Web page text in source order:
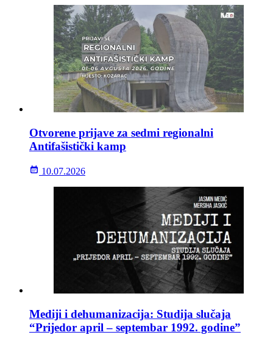
Otvorene prijave za sedmi regionalni
Antifašistički kamp
10.07.2026
Mediji i dehumanizacija: Studija slučaja
“Prijedor april – septembar 1992. godine”